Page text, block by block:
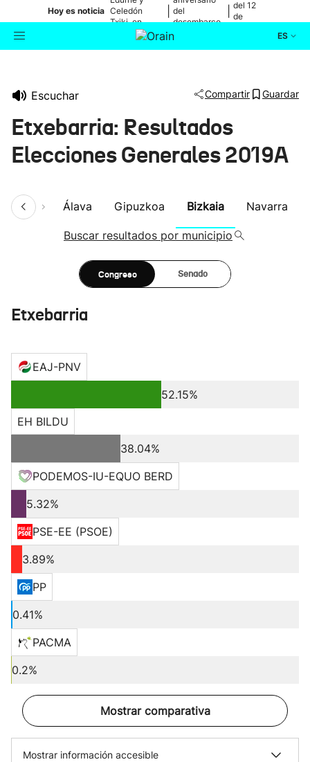
Hoy es noticia Celedón
Txiki, en
directo
del
desembarco
de Elkano
del 12
de
ES
Escuchar Compartir Guardar
Etxebarria: Resultados
Elecciones Generales 2019A
Álava Gipuzkoa Bizkaia Navarra
Buscar resultados por municipio
Congreso Senado
Etxebarria
EAJ-PNV
52.15%
EH BILDU
38.04%
PODEMOS-IU-EQUO BERD
5.32%
PSE-EE (PSOE)
3.89%
PP
0.41%
PACMA
0.2%
Mostrar comparativa
Mostrar información accesible